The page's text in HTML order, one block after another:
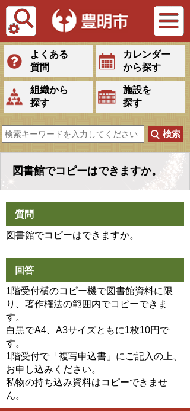
Tiếng Việt
よくある
質問
カレンダー
から探す
組織から
探す
施設を
探す
図書館でコピーはできますか。
質問
図書館でコピーはできますか。
回答
1階受付横のコピー機で図書館資料に限
り、著作権法の範囲内でコピーできま
す。
白黒でA4、A3サイズともに1枚10円で
す。
1階受付で「複写申込書」にご記入の上、
お申し込みください。
私物の持ち込み資料はコピーできませ
ん。